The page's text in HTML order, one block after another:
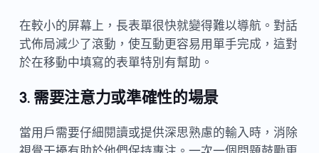
在較小的屏幕上，長表單很快就變得難以導航。對話
式佈局減少了滾動，使互動更容易用單手完成，這對
於在移動中填寫的表單特別有幫助。
3. 需要注意力或準確性的場景
當用戶需要仔細閱讀或提供深思熟慮的輸入時，消除